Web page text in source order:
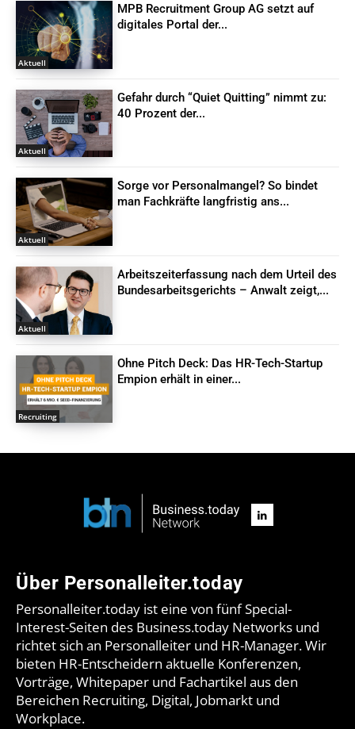
Aktuell
MPB Recruitment Group AG setzt auf
digitales Portal der...
Aktuell
Gefahr durch “Quiet Quitting” nimmt zu:
40 Prozent der...
Aktuell
Sorge vor Personalmangel? So bindet
man Fachkräfte langfristig ans...
Aktuell
Arbeitszeiterfassung nach dem Urteil des
Bundesarbeitsgerichts – Anwalt zeigt,...
Recruiting
Ohne Pitch Deck: Das HR-Tech-Startup
Empion erhält in einer...
Über Personalleiter.today
Personalleiter.today ist eine von fünf Special-
Interest-Seiten des Business.today Networks und
richtet sich an Personalleiter und HR-Manager. Wir
bieten HR-Entscheidern aktuelle Konferenzen,
Vorträge, Whitepaper und Fachartikel aus den
Bereichen Recruiting, Digital, Jobmarkt und
Workplace.